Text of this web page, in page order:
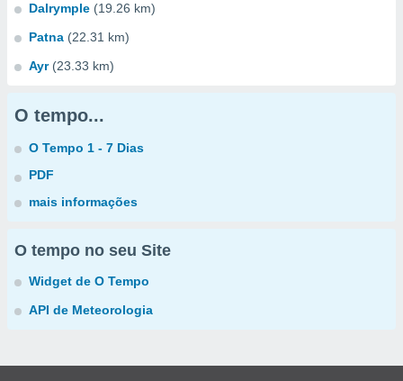
Dalrymple (19.26 km)
Patna (22.31 km)
Ayr (23.33 km)
O tempo...
O Tempo 1 - 7 Dias
PDF
mais informações
O tempo no seu Site
Widget de O Tempo
API de Meteorologia